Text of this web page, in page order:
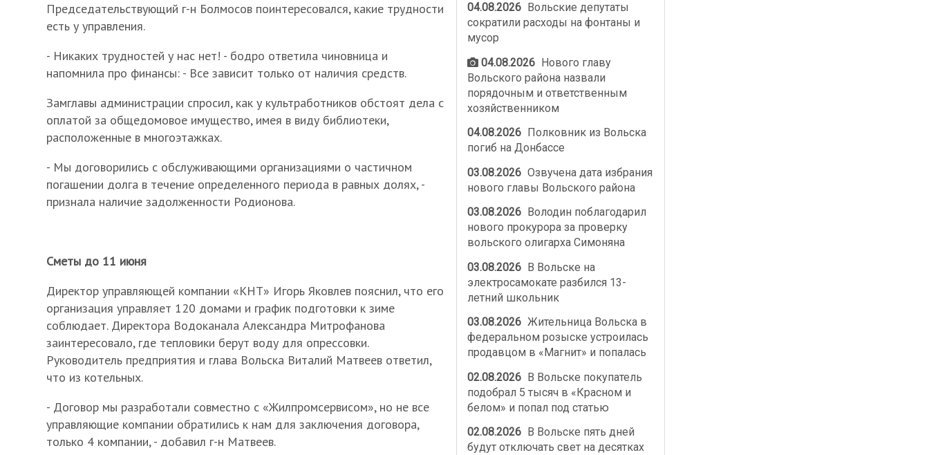
Председательствующий г-н Болмосов поинтересовался, какие трудности
есть у управления.
- Никаких трудностей у нас нет! - бодро ответила чиновница и
напомнила про финансы: - Все зависит только от наличия средств.
Замглавы администрации спросил, как у культработников обстоят дела с
оплатой за общедомовое имущество, имея в виду библиотеки,
расположенные в многоэтажках.
- Мы договорились с обслуживающими организациями о частичном
погашении долга в течение определенного периода в равных долях, -
признала наличие задолженности Родионова.
Сметы до 11 июня
Директор управляющей компании «КНТ» Игорь Яковлев пояснил, что его
организация управляет 120 домами и график подготовки к зиме
соблюдает. Директора Водоканала Александра Митрофанова
заинтересовало, где тепловики берут воду для опрессовки.
Руководитель предприятия и глава Вольска Виталий Матвеев ответил,
что из котельных.
- Договор мы разработали совместно с «Жилпромсервисом», но не все
управляющие компании обратились к нам для заключения договора,
только 4 компании, - добавил г-н Матвеев.
04.08.2026
Вольские депутаты
сократили расходы на фонтаны и
мусор
04.08.2026 Нового главу
Вольского района назвали
порядочным и ответственным
хозяйственником
04.08.2026
Полковник из Вольска
погиб на Донбассе
03.08.2026 Озвучена дата избрания
нового главы Вольского района
03.08.2026
Володин поблагодарил
нового прокурора за проверку
вольского олигарха Симоняна
03.08.2026 В Вольске на
электросамокате разбился 13-
летний школьник
03.08.2026 Жительница Вольска в
федеральном розыске устроилась
продавцом в «Магнит» и попалась
02.08.2026 В Вольске покупатель
подобрал 5 тысяч в «Красном и
белом» и попал под статью
02.08.2026
В Вольске пять дней
будут отключать свет на десятках